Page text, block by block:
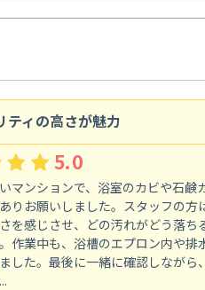
ティの高さが魅力
5.0
マンションで、浴室のカビや石鹸
りお願いしました。スタッフの方
を感じさせ、どの汚れがどう落ち
作業中も、浴槽のエプロン内や排
した。最後に一緒に確認しながら